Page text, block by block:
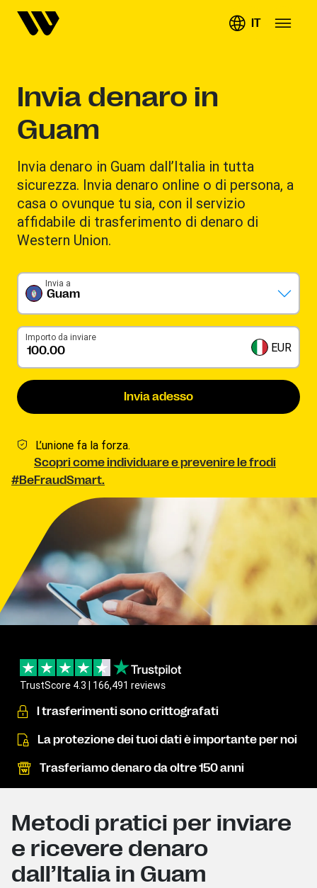
IT
Invia denaro in
Guam
Invia denaro in Guam dall’Italia in tutta
sicurezza. Invia denaro online o di persona, a
casa o ovunque tu sia, con il servizio
affidabile di trasferimento di denaro di
Western Union.
Guam
Invia a
Importo da inviare
EUR
Invia adesso
L’unione fa la forza.
Scopri come individuare e prevenire le frodi
#BeFraudSmart.
TrustScore 4.3 | 166,491 reviews
I trasferimenti sono crittografati
La protezione dei tuoi dati è importante per noi
Trasferiamo denaro da oltre 150 anni
Metodi pratici per inviare
e ricevere denaro
dall’Italia in Guam